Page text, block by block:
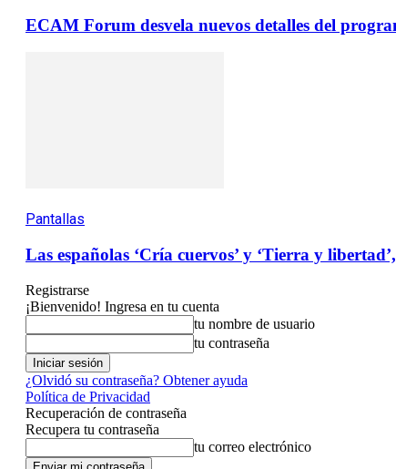
ECAM Forum desvela nuevos detalles del
Pantallas
Las españolas ‘Cría cuervos’ y ‘Tierra y
Registrarse
¡Bienvenido! Ingresa en tu cuenta
tu nombre de usuario
tu contraseña
¿Olvidó su contraseña? Obtener ayuda
Política de Privacidad
Recuperación de contraseña
Recupera tu contraseña
tu correo electrónico